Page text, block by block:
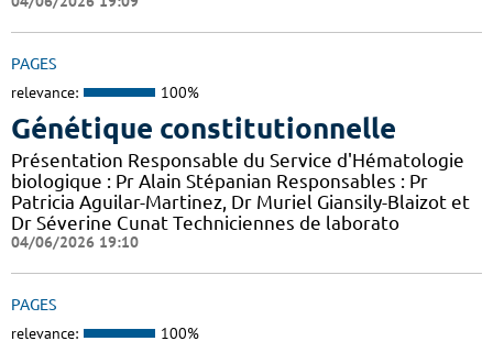
PAGES
relevance: 100%
Génétique constitutionnelle
Présentation Responsable du Service d'Hématologie
biologique : Pr Alain Stépanian Responsables : Pr
Patricia Aguilar-Martinez, Dr Muriel Giansily-Blaizot et
Dr Séverine Cunat Techniciennes de laborato
04/06/2026 19:10
PAGES
relevance: 100%